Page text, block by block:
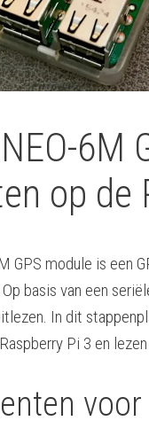
6M
op de
GPS module is een
basis van een
In dit
Pi 3 en